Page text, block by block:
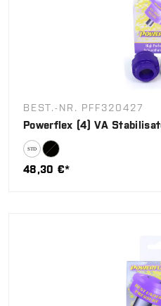
BEST.-NR. PFF320427
Powerflex (4) VA
48,30 €*